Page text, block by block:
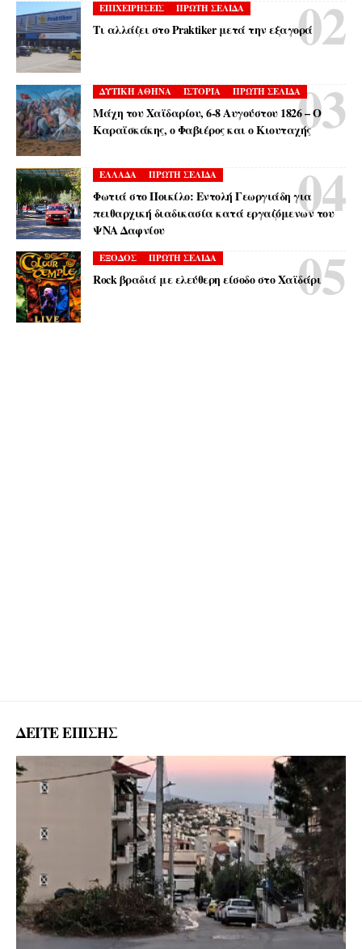
ΕΠΙΧΕΙΡΗΣΕΙΣ ΠΡΩΤΗ ΣΕΛΙΔΑ
Τι αλλάζει στο Praktiker μετά την εξαγορά
ΔΥΤΙΚΗ ΑΘΗΝΑ ΙΣΤΟΡΙΑ ΠΡΩΤΗ ΣΕΛΙΔΑ
Μάχη του Χαϊδαρίου, 6-8 Αυγούστου 1826 – Ο
Καραϊσκάκης, ο Φαβιέρος και ο Κιουταχής
ΕΛΛΑΔΑ ΠΡΩΤΗ ΣΕΛΙΔΑ
Φωτιά στο Ποικίλο: Εντολή Γεωργιάδη για
πειθαρχική διαδικασία κατά εργαζόμενων του
ΨΝΑ Δαφνίου
ΕΞΟΔΟΣ ΠΡΩΤΗ ΣΕΛΙΔΑ
Rock βραδιά με ελεύθερη είσοδο στο Χαϊδάρι
ΔΕΙΤΕ ΕΠΙΣΗΣ